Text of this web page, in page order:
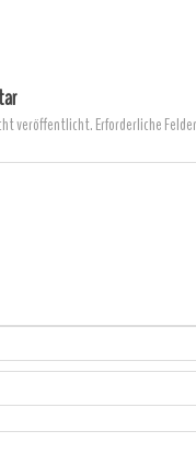
veröffentlicht.Erforderliche